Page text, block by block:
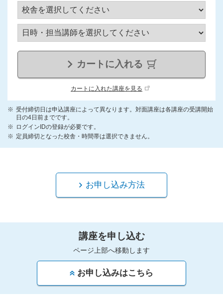
カートに入れる
カートに入れた講座を見る
受付締切日は申込講座によって異なります。対面講座は各講座の受講開始
日の4日前までです。
ログインIDの登録が必要です。
定員締切となった校舎・時間帯は選択できません。
お申し込み方法
講座を申し込む
ページ上部へ移動します
お申し込みはこちら